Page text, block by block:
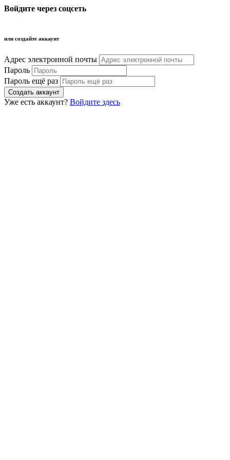
Войдите через соцсеть
или создайте аккаунт
Адрес электронной почты
Пароль
Пароль ещё раз
Уже есть аккаунт? Войдите здесь